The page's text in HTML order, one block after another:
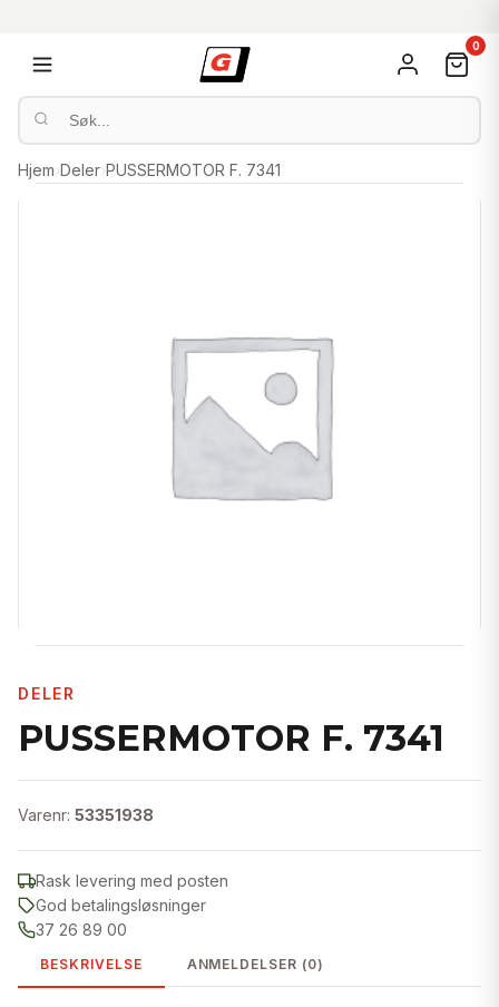
0
Hjem›Deler›PUSSERMOTOR F. 7341
DELER
PUSSERMOTOR F. 7341
Varenr: 53351938
Rask levering med posten
God betalingsløsninger
37 26 89 00
BESKRIVELSE ANMELDELSER (0)